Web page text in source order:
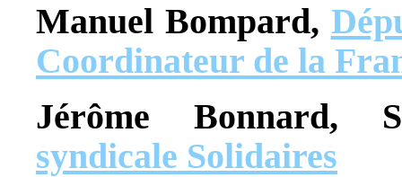
Manuel Bompard,
Coordinateur de la
Jérôme Bonnard,
syndicale Solidaires